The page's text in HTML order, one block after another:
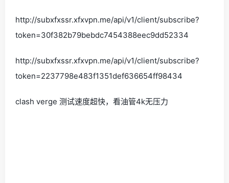
http://subxfxssr.xfxvpn.me/api/v1/client/subscribe?
token=30f382b79bebdc7454388eec9dd52334
http://subxfxssr.xfxvpn.me/api/v1/client/subscribe?
token=2237798e483f1351def636654ff98434
clash verge 测试速度超快，看油管4k无压力